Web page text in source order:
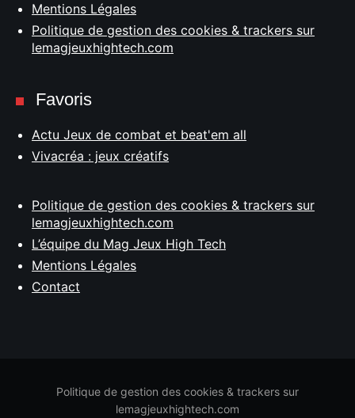
Mentions Légales
Politique de gestion des cookies & trackers sur
lemagjeuxhightech.com
Favoris
Actu Jeux de combat et beat'em all
Vivacréa : jeux créatifs
Politique de gestion des cookies & trackers sur
lemagjeuxhightech.com
L’équipe du Mag Jeux High Tech
Mentions Légales
Contact
Politique de gestion des cookies & trackers sur
lemagjeuxhightech.com